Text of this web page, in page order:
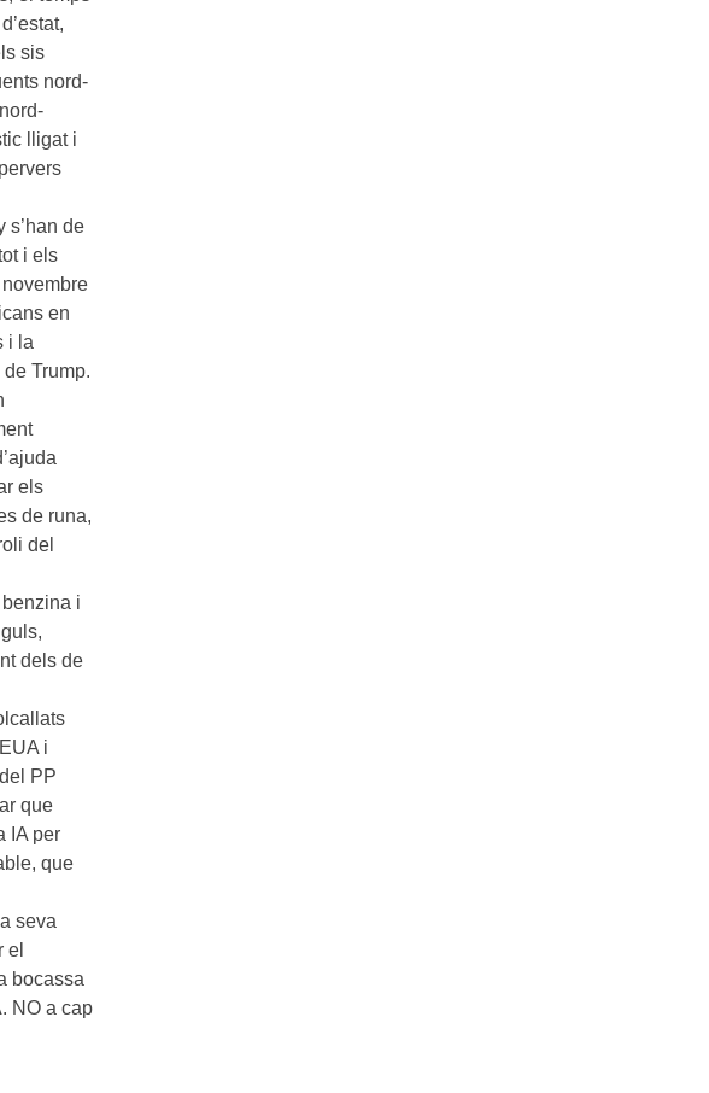
sis
nord-
lligat i
s’han de
i els
en
i la
Trump.
els
de runa,
del
i
dels de
i
PP
que
IA per
que
seva
el
bocassa
NO a cap